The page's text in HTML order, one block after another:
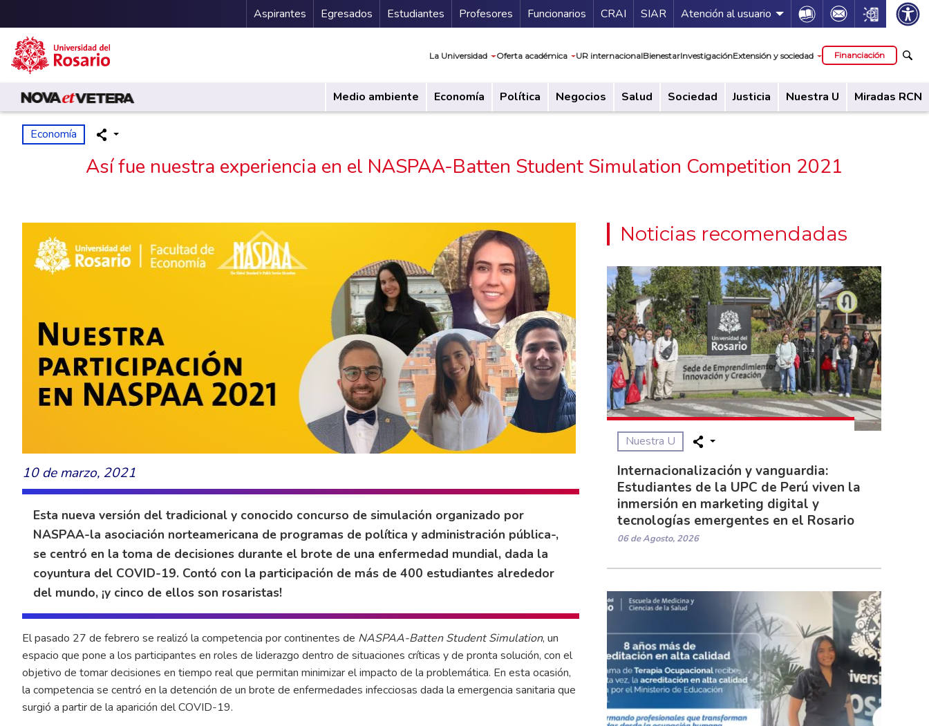
Pasar al contenido principal
Menu Secundario
Aspirantes Egresados Estudiantes Profesores Funcionarios Guía de servicios
CRAI SIAR Atención al usuario Icon Icon Icon
La Universidad Oferta académica UR internacionalBienestarInvestigaciónExtensión y sociedad Financiación
Medio ambiente Economía Política Negocios Salud Sociedad Justicia Nuestra U Miradas RCN
Economía
Así fue nuestra experiencia en el NASPAA-Batten Student Simulation Competition 2021
10 de marzo, 2021
Esta nueva versión del tradicional y conocido concurso de simulación organizado por
NASPAA-la asociación norteamericana de programas de política y administración pública-,
se centró en la toma de decisiones durante el brote de una enfermedad mundial, dada la
coyuntura del COVID-19. Contó con la participación de más de 400 estudiantes alrededor
del mundo, ¡y cinco de ellos son rosaristas!
El pasado 27 de febrero se realizó la competencia por continentes de NASPAA-Batten Student Simulation, un
espacio que pone a los participantes en roles de liderazgo dentro de situaciones críticas y de pronta solución, con el
objetivo de tomar decisiones en tiempo real que permitan minimizar el impacto de la problemática. En esta ocasión,
la competencia se centró en la detención de un brote de enfermedades infecciosas dada la emergencia sanitaria que
surgió a partir de la aparición del COVID-19.
Noticias recomendadas
Nuestra U
Internacionalización y vanguardia:
Estudiantes de la UPC de Perú viven la
inmersión en marketing digital y
tecnologías emergentes en el Rosario
06 de Agosto, 2026